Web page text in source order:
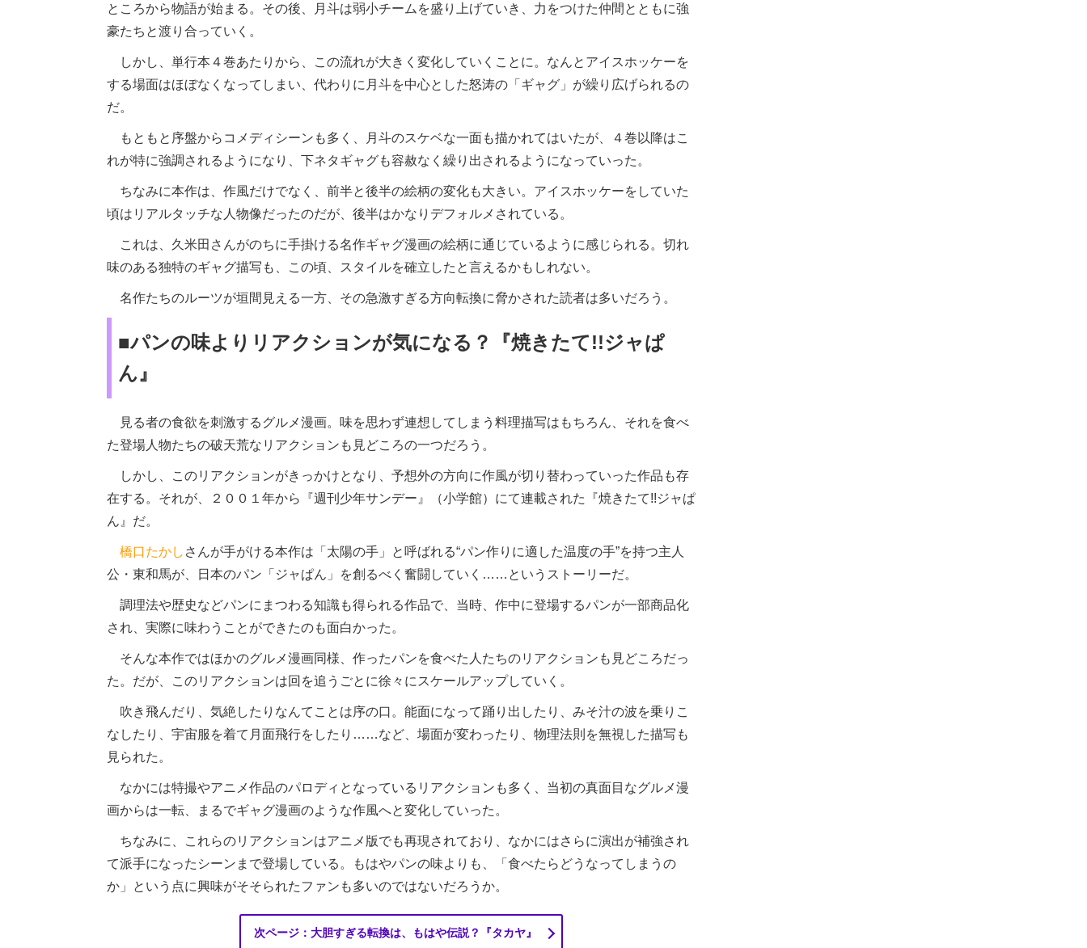
ところから物語が始まる。その後、月斗は弱小チームを盛り上げていき、力をつけた仲間とともに強
豪たちと渡り合っていく。
しかし、単行本４巻あたりから、この流れが大きく変化していくことに。なんとアイスホッケーを
する場面はほぼなくなってしまい、代わりに月斗を中心とした怒涛の「ギャグ」が繰り広げられるの
だ。
もともと序盤からコメディシーンも多く、月斗のスケベな一面も描かれてはいたが、４巻以降はこ
れが特に強調されるようになり、下ネタギャグも容赦なく繰り出されるようになっていった。
ちなみに本作は、作風だけでなく、前半と後半の絵柄の変化も大きい。アイスホッケーをしていた
頃はリアルタッチな人物像だったのだが、後半はかなりデフォルメされている。
これは、久米田さんがのちに手掛ける名作ギャグ漫画の絵柄に通じているように感じられる。切れ
味のある独特のギャグ描写も、この頃、スタイルを確立したと言えるかもしれない。
名作たちのルーツが垣間見える一方、その急激すぎる方向転換に脅かされた読者は多いだろう。
■パンの味よりリアクションが気になる？『焼きたて!!ジャぱ
ん』
見る者の食欲を刺激するグルメ漫画。味を思わず連想してしまう料理描写はもちろん、それを食べ
た登場人物たちの破天荒なリアクションも見どころの一つだろう。
しかし、このリアクションがきっかけとなり、予想外の方向に作風が切り替わっていった作品も存
在する。それが、２００１年から『週刊少年サンデー』（小学館）にて連載された『焼きたて!!ジャぱ
ん』だ。
橋口たかし さんが手がける本作は「太陽の手」と呼ばれる“パン作りに適した温度の手”を持つ主人
公・東和馬が、日本のパン「ジャぱん」を創るべく奮闘していく……というストーリーだ。
調理法や歴史などパンにまつわる知識も得られる作品で、当時、作中に登場するパンが一部商品化
され、実際に味わうことができたのも面白かった。
そんな本作ではほかのグルメ漫画同様、作ったパンを食べた人たちのリアクションも見どころだっ
た。だが、このリアクションは回を追うごとに徐々にスケールアップしていく。
吹き飛んだり、気絶したりなんてことは序の口。能面になって踊り出したり、みそ汁の波を乗りこ
なしたり、宇宙服を着て月面飛行をしたり……など、場面が変わったり、物理法則を無視した描写も
見られた。
なかには特撮やアニメ作品のパロディとなっているリアクションも多く、当初の真面目なグルメ漫
画からは一転、まるでギャグ漫画のような作風へと変化していった。
ちなみに、これらのリアクションはアニメ版でも再現されており、なかにはさらに演出が補強され
て派手になったシーンまで登場している。もはやパンの味よりも、「食べたらどうなってしまうの
か」という点に興味がそそられたファンも多いのではないだろうか。
次ページ：大胆すぎる転換は、もはや伝説？『タカヤ』